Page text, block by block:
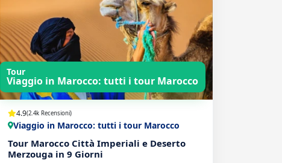
Tour
Viaggio in Marocco: tutti i tour Marocco
4.9(2.4k Recensioni)
Viaggio in Marocco: tutti i tour Marocco
Tour Marocco Città Imperiali e Deserto
Merzouga in 9 Giorni